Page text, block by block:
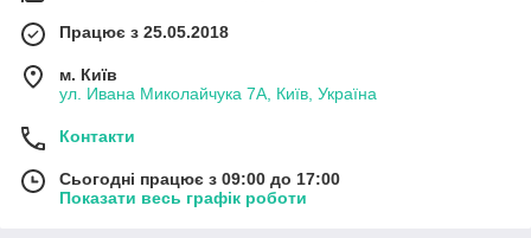
Працює з 25.05.2018
м. Київ
ул. Ивана Миколайчука 7А, Київ, Україна
Контакти
Сьогодні працює з 09:00 до 17:00
Показати весь графік роботи